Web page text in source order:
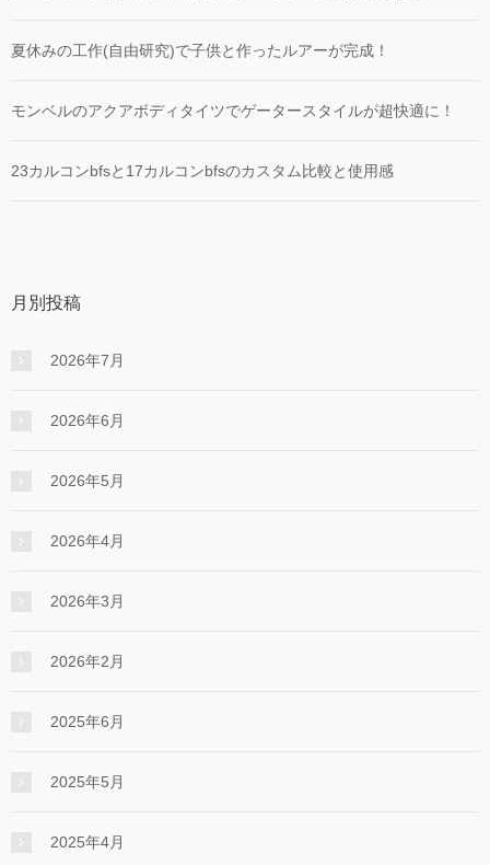
夏休みの工作(自由研究)で子供と作ったルアーが完成！
モンベルのアクアボディタイツでゲータースタイルが超快適に！
23カルコンbfsと17カルコンbfsのカスタム比較と使用感
月別投稿
2026年7月
2026年6月
2026年5月
2026年4月
2026年3月
2026年2月
2025年6月
2025年5月
2025年4月